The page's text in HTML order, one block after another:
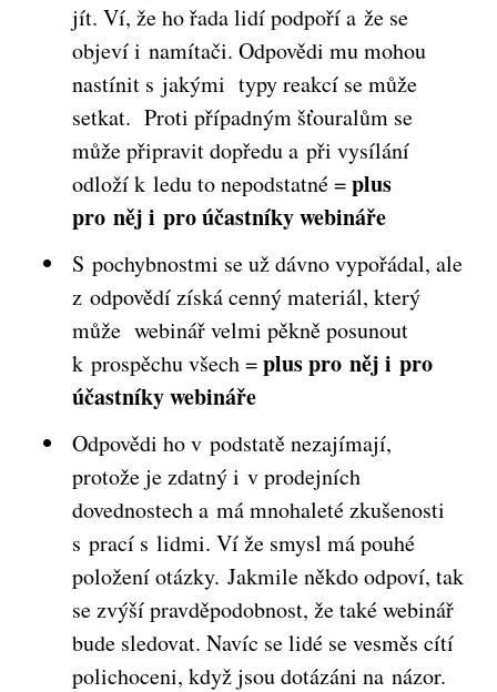
jít. Ví, že ho řada lidí podpoří a že se
objeví i namítači. Odpovědi mu mohou
nastínit s jakými typy reakcí se může
setkat. Proti případným šťouralům se
může připravit dopředu a při vysílání
odloží k ledu to nepodstatné =plus
pro něj i pro účastníky webináře
S pochybnostmi se už dávno vypořádal, ale
z odpovědí získá cenný materiál, který
může webinář velmi pěkně posunout
k prospěchu všech =plus pro něj i pro
účastníky webináře
Odpovědi ho v podstatě nezajímají,
protože je zdatný i v prodejních
dovednostech a má mnohaleté zkušenosti
s prací s lidmi. Ví že smysl má pouhé
položení otázky. Jakmile někdo odpoví, tak
se zvýší pravděpodobnost, že také webinář
bude sledovat. Navíc se lidé se vesměs cítí
polichoceni, když jsou dotázáni na názor.